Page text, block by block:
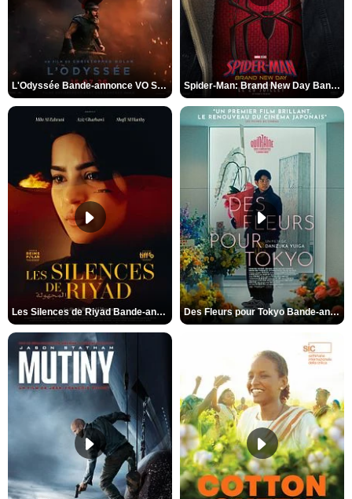
L'Odyssée Bande-annonce VO STFR Spider-Man: Brand New Day Bande-annonce VO STFR
Les Silences de Riyad Bande-annonce VO STFR Des Fleurs pour Tokyo Bande-annonce VO STFR